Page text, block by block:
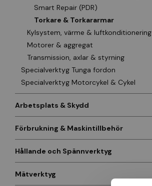
Smart Repair (PDR)
Torkare & Torkararmar
Kylsystem, värme & luftkonditionering
Motorer & aggregat
Transmission, axlar & styrning
Specialverktyg Tunga fordon
Specialverktyg Motorcykel & Cykel
Arbetsplats & Skydd
Förbrukning & Maskintillbehör
Hållande och Spännverktyg
Mätverktyg